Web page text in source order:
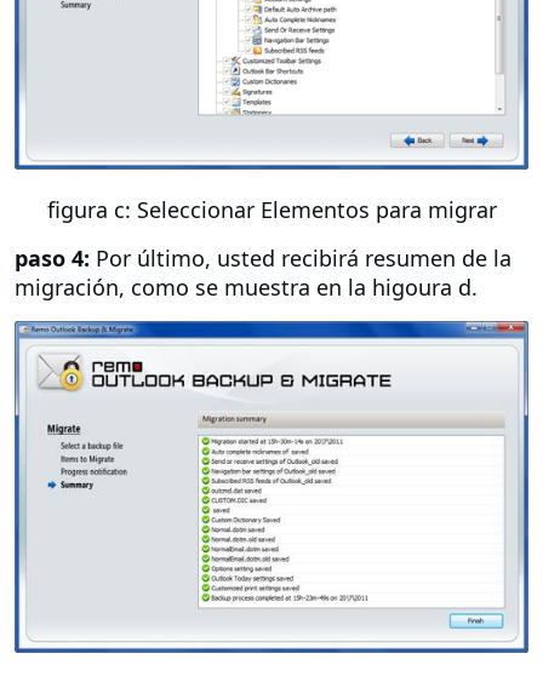
figura c: Seleccionar Elementos para migrar
paso 4: Por último, usted recibirá resumen de la
migración, como se muestra en la higoura d.